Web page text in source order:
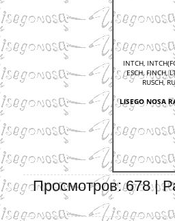
INTCH,
ESCH, FINCH,
RUSCH,
LISEGO NOSA
Просмотров: 678 |